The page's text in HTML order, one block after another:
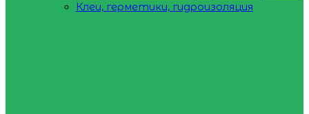
Клеи, герметики, гидроизоляция